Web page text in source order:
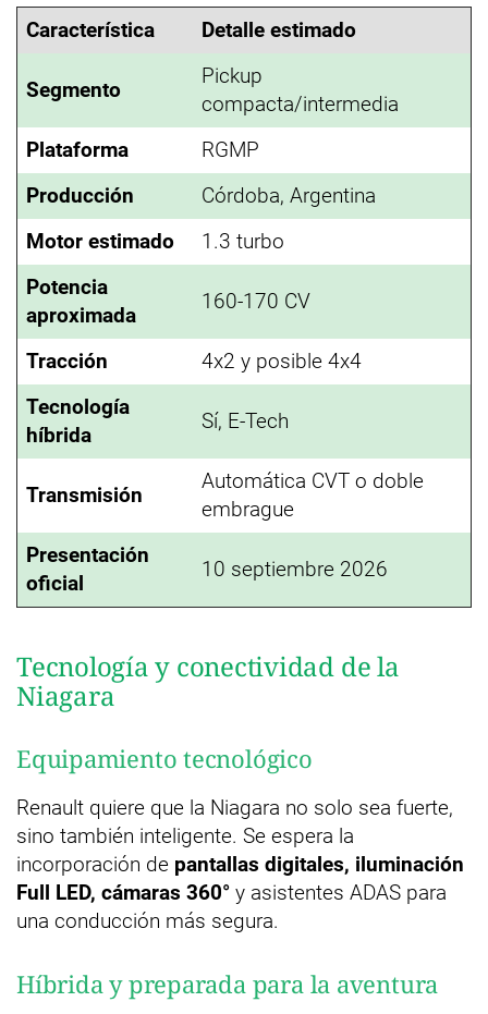
Característica Detalle estimado
Segmento
Pickup
compacta/intermedia
Plataforma
RGMP
Producción
Córdoba, Argentina
Motor estimado
1.3 turbo
Potencia
aproximada
160-170 CV
Tracción
4x2 y posible 4x4
Tecnología
híbrida
Sí, E-Tech
Transmisión
Automática CVT o doble
embrague
Presentación
oficial
10 septiembre 2026
Tecnología y conectividad de la
Niagara
Equipamiento tecnológico
Renault quiere que la Niagara no solo sea fuerte,
sino también inteligente. Se espera la
incorporación de pantallas digitales, iluminación
Full LED, cámaras 360° y asistentes ADAS para
una conducción más segura.
Híbrida y preparada para la aventura